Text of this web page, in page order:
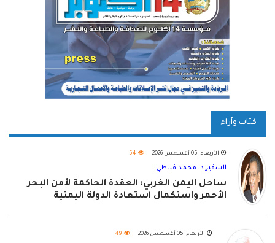
كتاب وآراء
الأربعاء, 05 أغسطس 2026 54
السفير د. محمد قباطي
ساحل اليمن الغربي: العقدة الحاكمة لأمن البحر
الأحمر واستكمال استعادة الدولة اليمنية
الأربعاء, 05 أغسطس 2026 49